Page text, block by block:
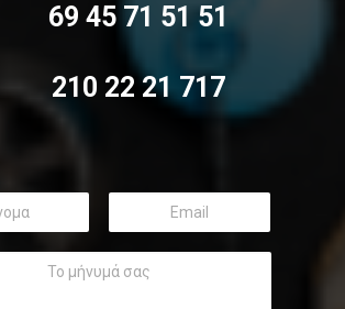
69 45 71 51 51
210 22 21 717